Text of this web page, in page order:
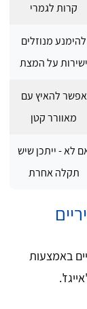
קרות לגמרי
להימנע מנוזלים
ישירות על המצת
אפשר להאיץ עם
מאוורר קטן
לא - ייתכן שיש
תקלה אחרת
באמצעות